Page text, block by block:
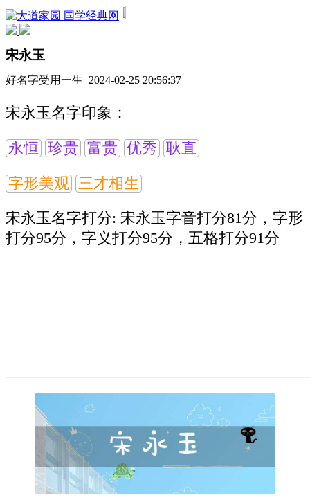
国学经典网
宋永玉
好名字受用一生 2024-02-25 20:56:37
宋永玉名字印象：
永恒 珍贵 富贵 优秀 耿直
字形美观 三才相生
宋永玉名字打分: 宋永玉字音打分81分，字形
打分95分，字义打分95分，五格打分91分